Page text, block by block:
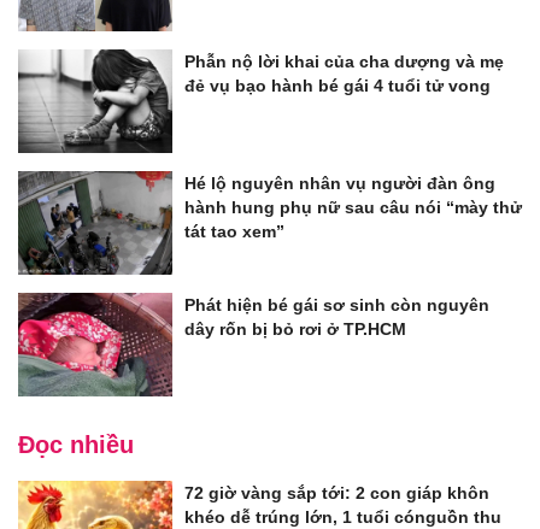
Phẫn nộ lời khai của cha dượng và mẹ
đẻ vụ bạo hành bé gái 4 tuổi tử vong
Hé lộ nguyên nhân vụ người đàn ông
hành hung phụ nữ sau câu nói “mày thử
tát tao xem”
Phát hiện bé gái sơ sinh còn nguyên
dây rốn bị bỏ rơi ở TP.HCM
Đọc nhiều
72 giờ vàng sắp tới: 2 con giáp khôn
khéo dễ trúng lớn, 1 tuổi cónguồn thu